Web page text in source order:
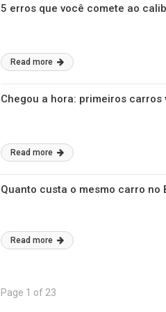
5 erros que você comete ao
Read more
Chegou a hora: primeiros
Read more
Quanto custa o mesmo carro
Read more
Page 1 of 23